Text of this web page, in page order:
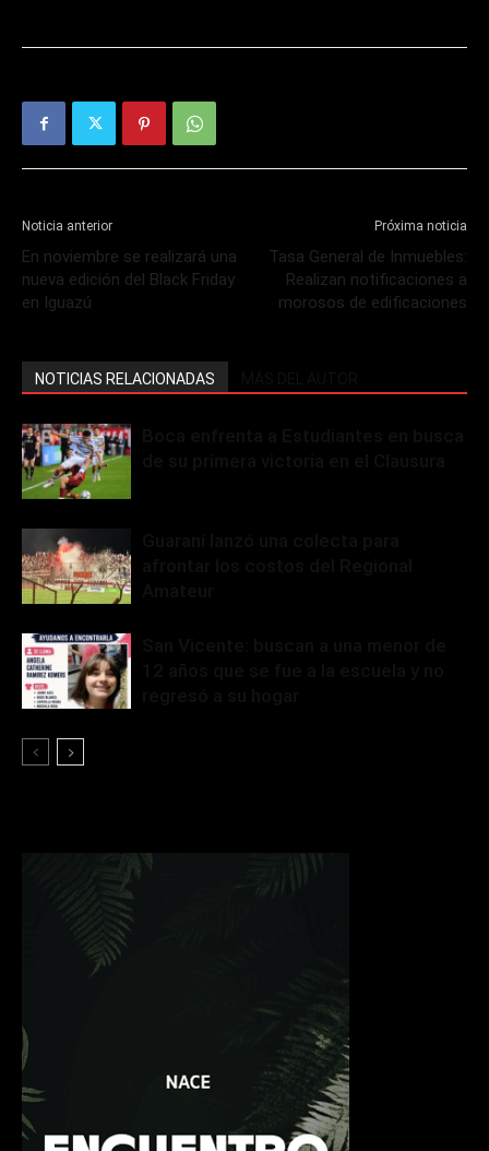
Noticia anterior
En noviembre se realizará una
nueva edición del Black Friday
en Iguazú
Próxima noticia
Tasa General de Inmuebles:
Realizan notificaciones a
morosos de edificaciones
NOTICIAS RELACIONADAS